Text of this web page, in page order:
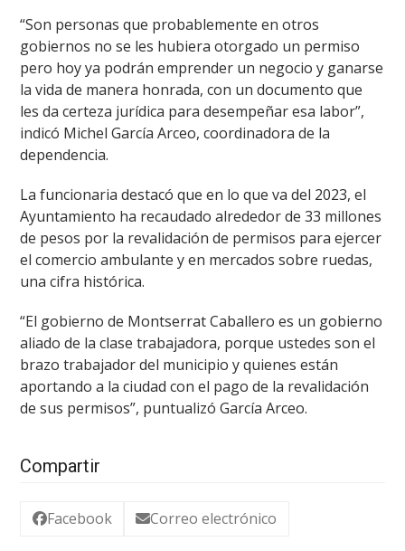
“Son personas que probablemente en otros
gobiernos no se les hubiera otorgado un permiso
pero hoy ya podrán emprender un negocio y ganarse
la vida de manera honrada, con un documento que
les da certeza jurídica para desempeñar esa labor”,
indicó Michel García Arceo, coordinadora de la
dependencia.
La funcionaria destacó que en lo que va del 2023, el
Ayuntamiento ha recaudado alrededor de 33 millones
de pesos por la revalidación de permisos para ejercer
el comercio ambulante y en mercados sobre ruedas,
una cifra histórica.
“El gobierno de Montserrat Caballero es un gobierno
aliado de la clase trabajadora, porque ustedes son el
brazo trabajador del municipio y quienes están
aportando a la ciudad con el pago de la revalidación
de sus permisos”, puntualizó García Arceo.
Compartir
Facebook Correo electrónico